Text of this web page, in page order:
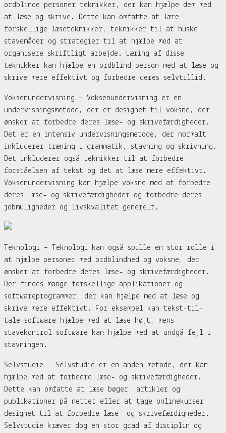
ordblinde personer teknikker, der kan hjælpe dem med
at læse og skrive. Dette kan omfatte at lære
forskellige læseteknikker, teknikker til at huske
stavemåder og strategier til at hjælpe med at
organisere skriftligt arbejde. Læring af disse
teknikker kan hjælpe en ordblind person med at læse og
skrive mere effektivt og forbedre deres selvtillid.
Voksenundervisning – Voksenundervisning er en
undervisningsmetode, der er designet til voksne, der
ønsker at forbedre deres læse- og skrivefærdigheder.
Det er en intensiv undervisningsmetode, der normalt
inkluderer træning i grammatik, stavning og skrivning.
Det inkluderer også teknikker til at forbedre
forståelsen af tekst og det at læse mere effektivt.
Voksenundervisning kan hjælpe voksne med at forbedre
deres læse- og skrivefærdigheder og forbedre deres
jobmuligheder og livskvalitet generelt.
Teknologi – Teknologi kan også spille en stor rolle i
at hjælpe personer med ordblindhed og voksne, der
ønsker at forbedre deres læse- og skrivefærdigheder.
Der findes mange forskellige applikationer og
softwareprogrammer, der kan hjælpe med at læse og
skrive mere effektivt. For eksempel kan tekst-til-
tale-software hjælpe med at læse højt, mens
stavekontrol-software kan hjælpe med at undgå fejl i
stavningen.
Selvstudie – Selvstudie er en anden metode, der kan
hjælpe med at forbedre læse- og skrivefærdigheder.
Dette kan omfatte at læse bøger, artikler og
publikationer på nettet eller at tage onlinekurser
designet til at forbedre læse- og skrivefærdigheder.
Selvstudie kræver dog en stor grad af disciplin og